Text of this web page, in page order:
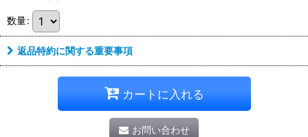
数量:
返品特約に関する重要事項
カートに入れる
お問い合わせ